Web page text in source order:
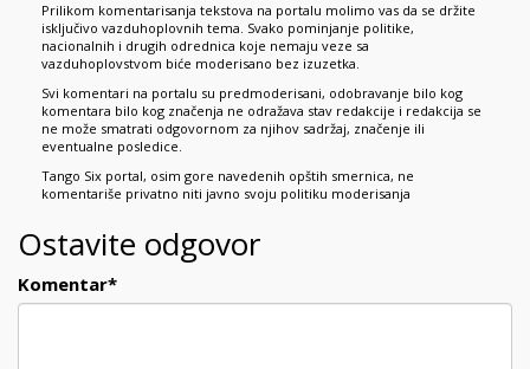
Prilikom komentarisanja tekstova na portalu molimo vas da se držite
isključivo vazduhoplovnih tema. Svako pominjanje politike,
nacionalnih i drugih odrednica koje nemaju veze sa
vazduhoplovstvom biće moderisano bez izuzetka.
Svi komentari na portalu su predmoderisani, odobravanje bilo kog
komentara bilo kog značenja ne odražava stav redakcije i redakcija se
ne može smatrati odgovornom za njihov sadržaj, značenje ili
eventualne posledice.
Tango Six portal, osim gore navedenih opštih smernica, ne
komentariše privatno niti javno svoju politiku moderisanja
Ostavite odgovor
Komentar*